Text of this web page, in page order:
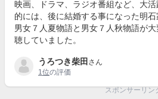
映画、ドラマ、ラジオ番組など、大
的には、後に結婚する事になった明
男女７人夏物語と男女７人秋物語が
聴していました。
うろつき柴田 さん
1位の評価
スポンサーリン